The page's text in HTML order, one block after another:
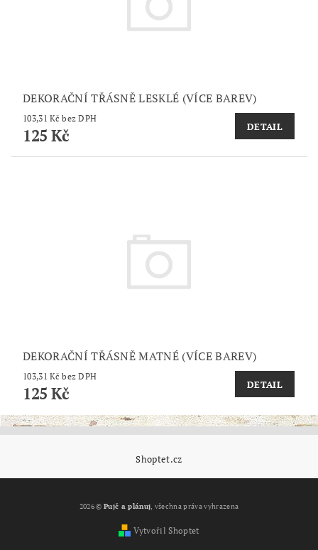
DEKORAČNÍ TŘÁSNĚ LESKLÉ (VÍCE BAREV)
103,31 Kč bez DPH
125 Kč DETAIL
DEKORAČNÍ TŘÁSNĚ MATNÉ (VÍCE BAREV)
103,31 Kč bez DPH
125 Kč DETAIL
Shoptet.cz
2026 ©Pujč a plánuj, všechna práva vyhrazena
Vytvořil Shoptet